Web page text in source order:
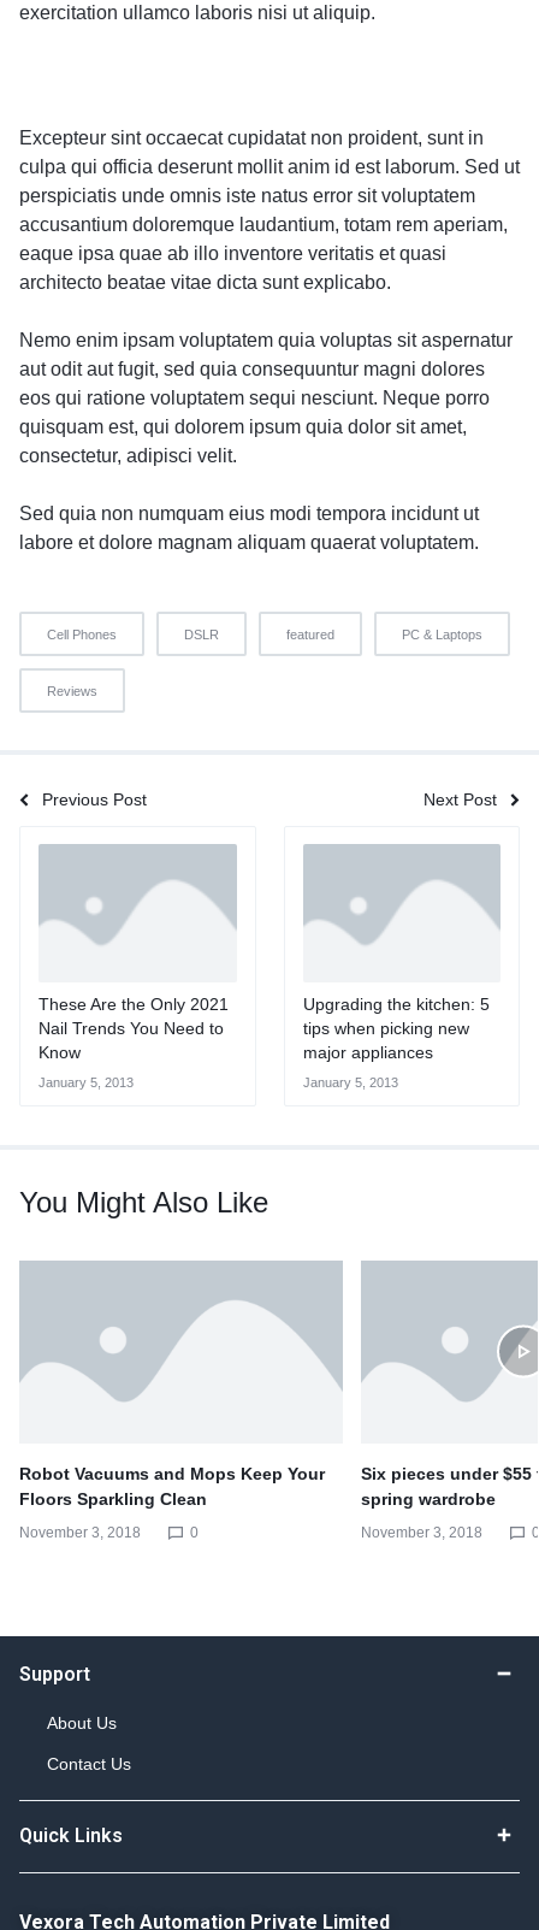
exercitation ullamco laboris nisi ut aliquip.
Excepteur sint occaecat cupidatat non proident, sunt in
culpa qui officia deserunt mollit anim id est laborum. Sed ut
perspiciatis unde omnis iste natus error sit voluptatem
accusantium doloremque laudantium, totam rem aperiam,
eaque ipsa quae ab illo inventore veritatis et quasi
architecto beatae vitae dicta sunt explicabo.
Nemo enim ipsam voluptatem quia voluptas sit aspernatur
aut odit aut fugit, sed quia consequuntur magni dolores
eos qui ratione voluptatem sequi nesciunt. Neque porro
quisquam est, qui dolorem ipsum quia dolor sit amet,
consectetur, adipisci velit.
Sed quia non numquam eius modi tempora incidunt ut
labore et dolore magnam aliquam quaerat voluptatem.
Cell Phones DSLR featured PC & Laptops
Reviews
Previous Post Next Post
These Are the Only 2021
Nail Trends You Need to
Know
January 5, 2013
Upgrading the kitchen: 5
tips when picking new
major appliances
January 5, 2013
You Might Also Like
Robot Vacuums and Mops Keep Your
Floors Sparkling Clean
November 3, 2018 0
Six pieces under
spring wardrobe
November 3, 2018
Support
About Us
Contact Us
Quick Links
Vexora Tech Automation Private Limited